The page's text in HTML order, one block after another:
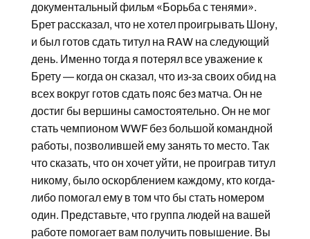
документальный фильм «Борьба с тенями».
Брет рассказал, что не хотел проигрывать Шону,
и был готов сдать титул на RAW на следующий
день. Именно тогда я потерял все уважение к
Брету — когда он сказал, что из-за своих обид на
всех вокруг готов сдать пояс без матча. Он не
достиг бы вершины самостоятельно. Он не мог
стать чемпионом WWF без большой командной
работы, позволившей ему занять то место. Так
что сказать, что он хочет уйти, не проиграв титул
никому, было оскорблением каждому, кто когда-
либо помогал ему в том что бы стать номером
один. Представьте, что группа людей на вашей
работе помогает вам получить повышение. Вы